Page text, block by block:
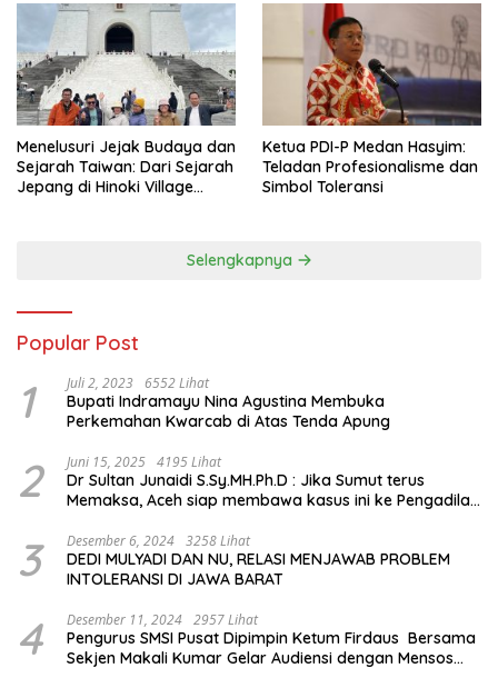
Menelusuri Jejak Budaya dan
Sejarah Taiwan: Dari Sejarah
Jepang di Hinoki Village
Ketua PDI-P Medan Hasyim:
Teladan Profesionalisme dan
Simbol Toleransi
Selengkapnya
Popular Post
1 Juli 2, 2023 6552 Lihat
Bupati Indramayu Nina Agustina Membuka
Perkemahan Kwarcab di Atas Tenda Apung
2 Juni 15, 2025 4195 Lihat
Dr Sultan Junaidi S.Sy.MH.Ph.D : Jika Sumut terus
Memaksa, Aceh siap membawa kasus ini ke Pengadilan
3 Desember 6, 2024 3258 Lihat
DEDI MULYADI DAN NU, RELASI MENJAWAB PROBLEM
INTOLERANSI DI JAWA BARAT
4 Desember 11, 2024 2957 Lihat
Pengurus SMSI Pusat Dipimpin Ketum Firdaus Bersama
Sekjen Makali Kumar Gelar Audiensi dengan Mensos